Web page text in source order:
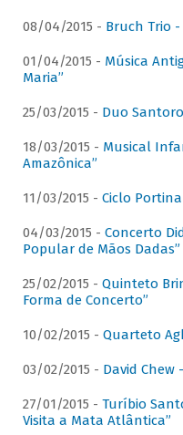
08/04/2015 - Bruch Trio -
01/04/2015 - Música
Maria”
25/03/2015 - Duo Santoro
18/03/2015 - Musical
Amazônica”
11/03/2015 - Ciclo
04/03/2015 - Concerto
Popular de Mãos Dadas”
25/02/2015 - Quinteto
Forma de Concerto”
10/02/2015 - Quarteto
03/02/2015 - David Chew
27/01/2015 - Turíbio
Visita a Mata Atlântica”